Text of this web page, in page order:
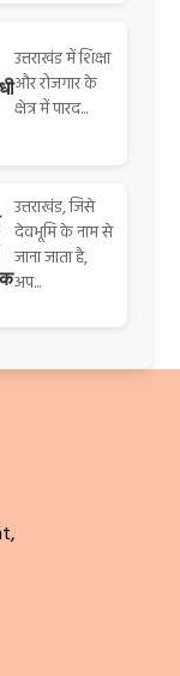
उत्तराखंड में शिक्षा
और रोजगार के
क्षेत्र में पारद...
उत्तराखंड, जिसे
देवभूमि के नाम से
जाना जाता है,
अप...